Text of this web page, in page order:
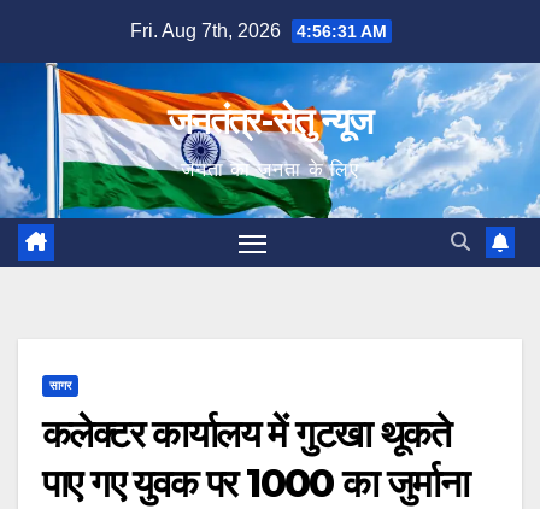
content
Fri. Aug 7th, 2026 4:56:32 AM
जनतंत्र-सेतु न्यूज
जनता का जनता के लिए
सागर
कलेक्टर कार्यालय में गुटखा थूकते
पाए गए युवक पर 1000 का जुर्माना